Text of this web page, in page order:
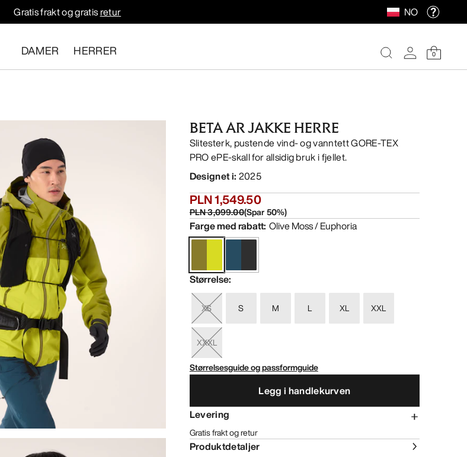
Gratis frakt og gratisretur NO
DAMER HERRER 0
BETA AR JAKKE HERRE
Slitesterk, pustende vind- og vanntett GORE-TEX
PRO ePE-skall for allsidig bruk i fjellet.
Designet i: 2025
PLN 1,549.50
PLN 3,099.00(Spar50%)
Farge med rabatt: Olive Moss / Euphoria
Størrelse:
XS S M L XL XXL
XXXL
Størrelsesguide og passformguide
Legg i handlekurven
Levering
Gratis frakt og retur
Produktdetaljer